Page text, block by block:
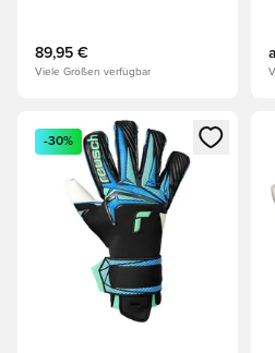
89,95 €
Viele Größen verfügbar
Öffnet ein neues Fenster zum
-30%